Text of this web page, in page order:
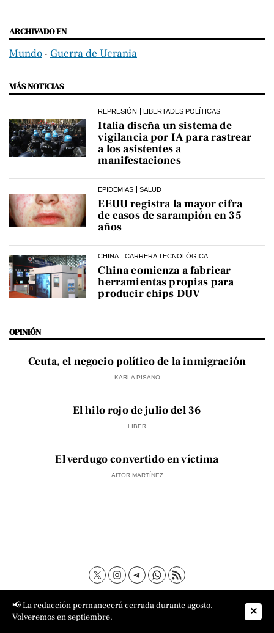
ARCHIVADO EN
Mundo ‧ Guerra de Ucrania
MÁS NOTICIAS
REPRESIÓN LIBERTADES POLÍTICAS
Italia diseña un sistema de
vigilancia por IA para rastrear
a los asistentes a
manifestaciones
EPIDEMIAS SALUD
EEUU registra la mayor cifra
de casos de sarampión en 35
años
CHINA CARRERA TECNOLÓGICA
China comienza a fabricar
herramientas propias para
producir chips DUV
OPINIÓN
Ceuta, el negocio político de la inmigración
KARLA PISANO
El hilo rojo de julio del 36
LIBER
El verdugo convertido en víctima
AITOR MARTÍNEZ
Contacto Aviso Legal
Política de privacidad
Política de cookies
Sobre nosotros
📢 La redacción permanecerá cerrada durante agosto.
Volveremos en septiembre.
✕